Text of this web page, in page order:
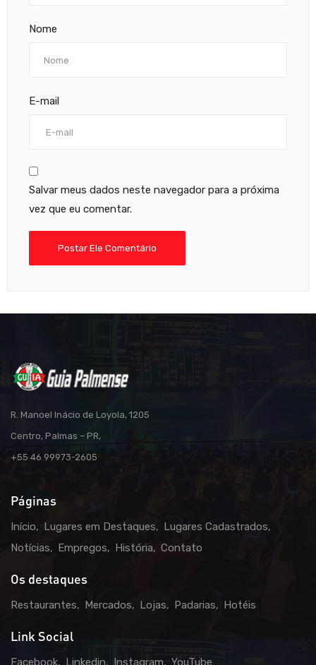
Nome
E-mail
Salvar meus dados neste navegador para a próxima
vez que eu comentar.
R. Manoel Inácio de Loyola, 1205
Centro, Palmas – PR,
+55 46 99973-2605
Páginas
Início Lugares em Destaques
Lugares Cadastrados
Notícias
Empregos História Contato
Os destaques
Restaurantes Mercados Lojas Padarias Hotéis
Link Social
Facebook Linkedin Instagram YouTube